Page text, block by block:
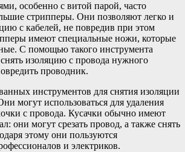
особенно с витой парой, часто
стрипперы. Они позволяют легко и
с кабелей, не повредив при этом
имеют специальные ножи, которые
С помощью такого инструмента
изоляцию с провода нужного
проводник.
инструментов для снятия изоляции
могут использоваться для удаления
с провода. Кусачки обычно имеют
они могут срезать провод, а также снять
этому они пользуются
и электриков.